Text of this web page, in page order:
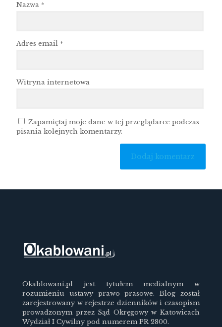
Nazwa *
Adres email *
Witryna internetowa
Zapamiętaj moje dane w tej przeglądarce podczas
pisania kolejnych komentarzy.
Okablowani.pl jest tytułem medialnym w
rozumieniu ustawy prawo prasowe. Blog został
zarejestrowany w rejestrze dzienników i czasopism
prowadzonym przez Sąd Okręgowy w Katowicach
Wydział I Cywilny pod numerem PR 2800.